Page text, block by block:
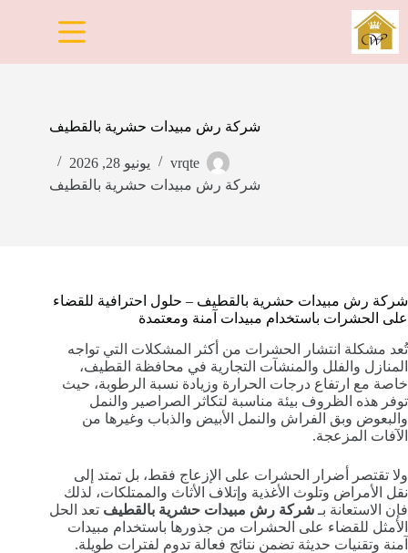
التجاوز
إلى
المحتوى
شركة رش مبيدات حشرية بالقطيف
vrqte
يونيو 28, 2026
شركة رش مبيدات حشرية بالقطيف
شركة رش مبيدات حشرية بالقطيف – حلول احترافية للقضاء
على الحشرات باستخدام مبيدات آمنة ومعتمدة
تُعد مشكلة انتشار الحشرات من أكثر المشكلات التي تواجه
المنازل والفلل والمنشآت التجارية في محافظة القطيف،
خاصة مع ارتفاع درجات الحرارة وزيادة نسبة الرطوبة، حيث
توفر هذه الظروف بيئة مناسبة لتكاثر الصراصير والنمل
والبعوض وبق الفراش والنمل الأبيض والذباب وغيرها من
الآفات المزعجة.
ولا تقتصر أضرار الحشرات على الإزعاج فقط، بل تمتد إلى
نقل الأمراض وتلوث الأغذية وإتلاف الأثاث والممتلكات، لذلك
فإن الاستعانة بـ شركة رش مبيدات حشرية بالقطيف تعد الحل
الأمثل للقضاء على الحشرات من جذورها باستخدام مبيدات
آمنة وتقنيات حديثة تضمن نتائج فعالة تدوم لفترات طويلة.